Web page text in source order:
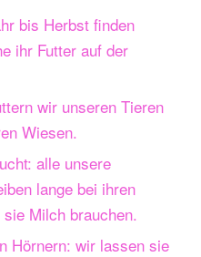
bis Herbst finden
ihr Futter auf der
wir unseren Tieren
Wiesen.
alle unsere
lange bei ihren
Milch brauchen.
Hörnern: wir lassen sie